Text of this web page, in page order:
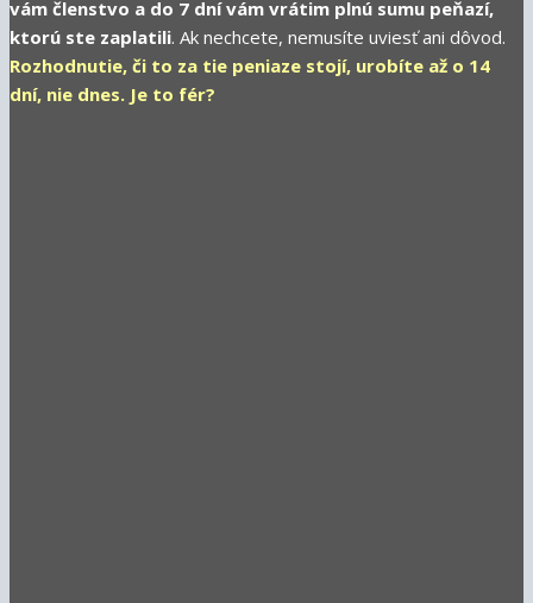
vám členstvo a do 7 dní vám vrátim plnú sumu peňazí,
ktorú ste zaplatili. Ak nechcete, nemusíte uviesť ani dôvod.
Rozhodnutie, či to za tie peniaze stojí, urobíte až o 14
dní, nie dnes. Je to fér?